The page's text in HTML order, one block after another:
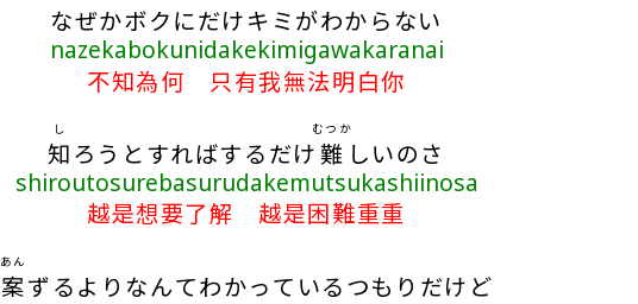
なぜかボクにだけキミがわからない
nazekabokunidakekimigawakaranai
不知為何 只有我無法明白你
知
し
ろうとすればするだけ難
むつか
しいのさ
shiroutosurebasurudakemutsukashiinosa
越是想要了解 越是困難重重
案
あん
ずるよりなんてわかっているつもりだけど